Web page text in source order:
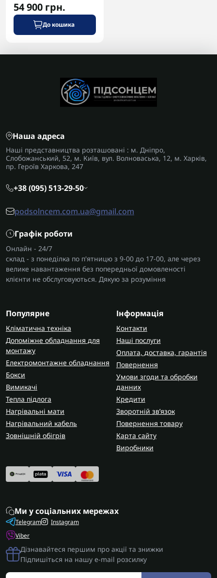
54 900 грн.
До кошика
Наша адреса
Наші представництва розташовані : м. Дніпро,
Слобожанський, 52, м. Київ, вул. Волноваська, 12, м. Харків,
пр. Героїв Харкова, 247
+38 (095) 513-29-50
podsolncem.com.ua@gmail.com
Графік роботи
Онлайн - 24/7
склад - з понеділка по п'ятницю з 9-00 до 17-00, але через
велике навантаження без попередньої домовленості
клієнти не обслуговуються. Дякую за розуміння
Популярне
Кліматична техніка
Допоміжне обладнання для
монтажу
Електромонтажне обладнання
Бокси
Вимикачі
Тепла підлога
Нагрівальні мати
Нагрівальний кабель
Зовнішній обігрів
Інформація
Контакти
Наші послуги
Оплата, доставка, гарантія
Повернення
Умови згоди та обробки
данних
Кредити
Зворотній зв’язок
Повернення товару
Карта сайту
Виробники
Ми у соціальних мережах
Telegram
Viber
Instagram
Дізнавайтеся першим про акції та знижки
Підпишіться на нашу e-mail розсилку